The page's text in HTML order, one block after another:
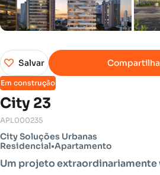
Em construção
City 23
Salvar
APL000235
City Soluções Urbanas
Residencial•Apartamento
Um projeto extraordinariamente